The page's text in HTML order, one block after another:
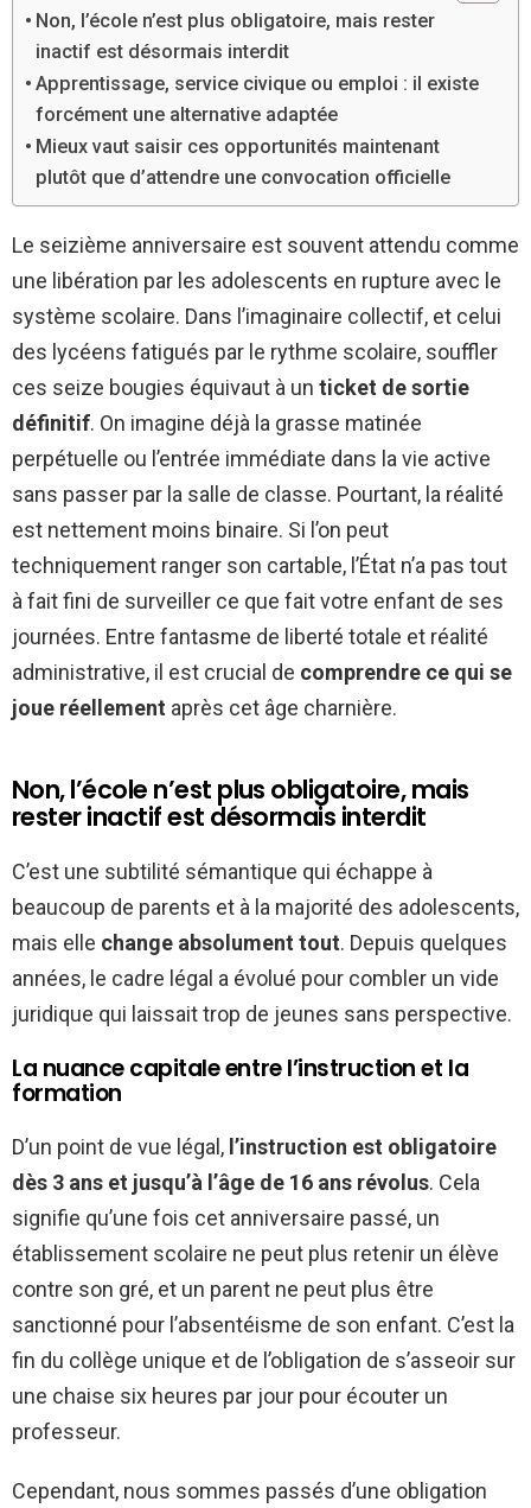
Non, l’école n’est plus obligatoire, mais rester
inactif est désormais interdit
Apprentissage, service civique ou emploi : il existe
forcément une alternative adaptée
Mieux vaut saisir ces opportunités maintenant
plutôt que d’attendre une convocation officielle
Le seizième anniversaire est souvent attendu comme
une libération par les adolescents en rupture avec le
système scolaire. Dans l’imaginaire collectif, et celui
des lycéens fatigués par le rythme scolaire, souffler
ces seize bougies équivaut à un ticket de sortie
définitif. On imagine déjà la grasse matinée
perpétuelle ou l’entrée immédiate dans la vie active
sans passer par la salle de classe. Pourtant, la réalité
est nettement moins binaire. Si l’on peut
techniquement ranger son cartable, l’État n’a pas tout
à fait fini de surveiller ce que fait votre enfant de ses
journées. Entre fantasme de liberté totale et réalité
administrative, il est crucial de comprendre ce qui se
joue réellement après cet âge charnière.
Non, l’école n’est plus obligatoire, mais
rester inactif est désormais interdit
C’est une subtilité sémantique qui échappe à
beaucoup de parents et à la majorité des adolescents,
mais elle change absolument tout. Depuis quelques
années, le cadre légal a évolué pour combler un vide
juridique qui laissait trop de jeunes sans perspective.
La nuance capitale entre l’instruction et la
formation
D’un point de vue légal, l’instruction est obligatoire
dès 3 ans et jusqu’à l’âge de 16 ans révolus. Cela
signifie qu’une fois cet anniversaire passé, un
établissement scolaire ne peut plus retenir un élève
contre son gré, et un parent ne peut plus être
sanctionné pour l’absentéisme de son enfant. C’est la
fin du collège unique et de l’obligation de s’asseoir sur
une chaise six heures par jour pour écouter un
professeur.
Cependant, nous sommes passés d’une obligation